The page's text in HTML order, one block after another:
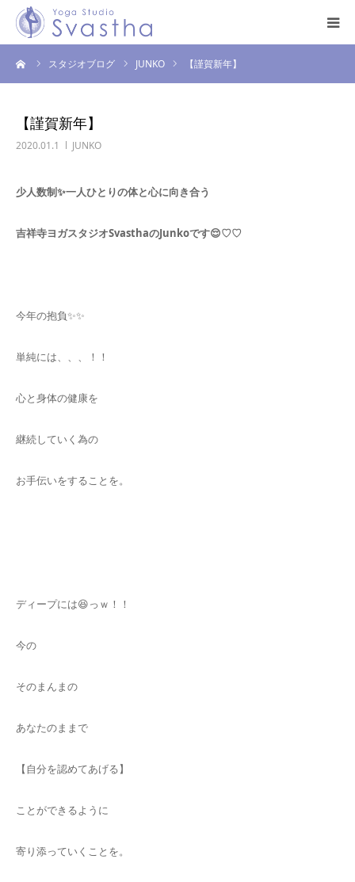
スタジオブログ JUNKO 【謹賀新年】
【謹賀新年】
2020.01.1 JUNKO
少人数制✨️一人ひとりの体と心に向き合う
吉祥寺ヨガスタジオSvasthaのJunkoです😌♡♡
今年の抱負✨️✨️
単純には、、、！！
心と身体の健康を
継続していく為の
お手伝いをすることを。
ディープには😆っｗ！！
今の
そのまんまの
あなたのままで
【自分を認めてあげる】
ことができるように
寄り添っていくことを。
はじめての方へ